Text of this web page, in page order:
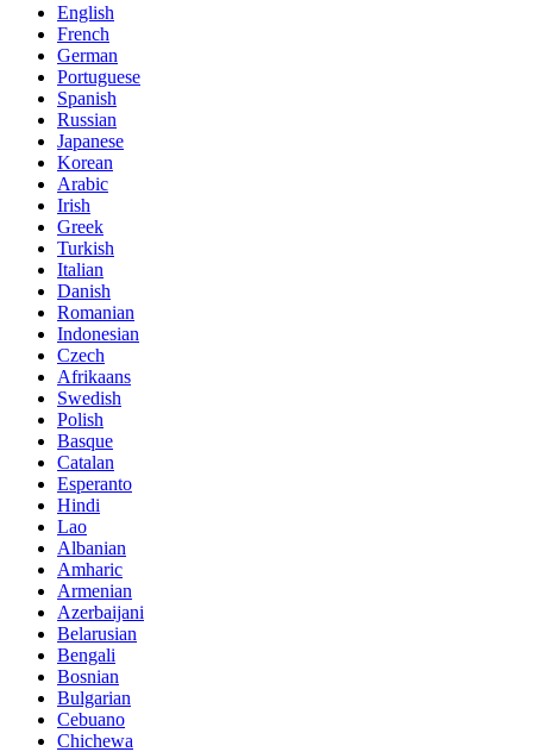
English
French
German
Portuguese
Spanish
Russian
Japanese
Korean
Arabic
Irish
Greek
Turkish
Italian
Danish
Romanian
Indonesian
Czech
Afrikaans
Swedish
Polish
Basque
Catalan
Esperanto
Hindi
Lao
Albanian
Amharic
Armenian
Azerbaijani
Belarusian
Bengali
Bosnian
Bulgarian
Cebuano
Chichewa